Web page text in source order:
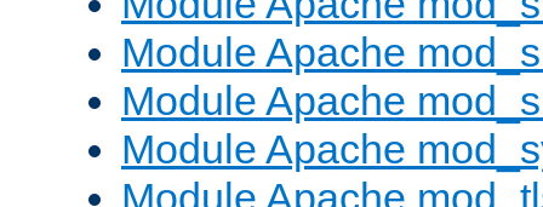
Module Apache
Module Apache
Module Apache
Module Apache